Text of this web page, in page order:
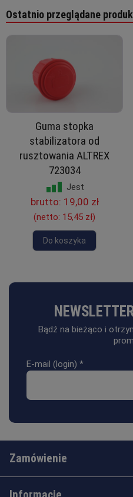
Ostatnio przeglądane
Guma stopka
stabilizatora od
rusztowania ALTREX
723034
Jest
brutto: 19,00 zł
(netto: 15,45 zł)
Do koszyka
Bądź na bieżąco i
E-mail (login) *
Zamówienie